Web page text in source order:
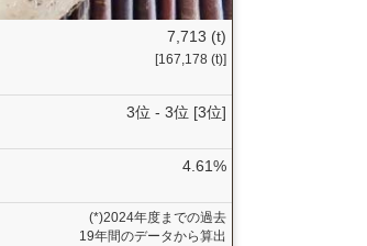
7,713 (t)
[167,178 (t)]
3位 - 3位 [3位]
4.61%
(*)2024年度までの過去
19年間のデータから算出